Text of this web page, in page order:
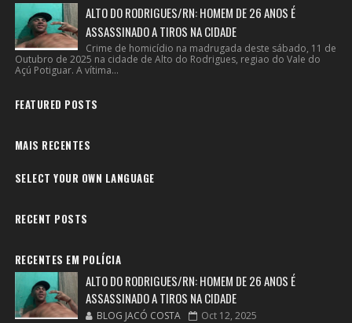
ALTO DO RODRIGUES/RN: HOMEM DE 26 ANOS É
ASSASSINADO A TIROS NA CIDADE
Crime de homicídio na madrugada deste sábado, 11 de
Outubro de 2025 na cidade de Alto do Rodrigues, regiao do Vale do
Açú Potiguar. A vítima...
FEATURED POSTS
MAIS RECENTES
SELECT YOUR OWN LANGUAGE
RECENT POSTS
RECENTES EM POLÍCIA
ALTO DO RODRIGUES/RN: HOMEM DE 26 ANOS É
ASSASSINADO A TIROS NA CIDADE
BLOG JACÓ COSTA Oct 12, 2025